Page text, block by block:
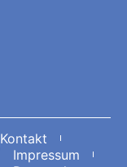
Kontakt
Impressum